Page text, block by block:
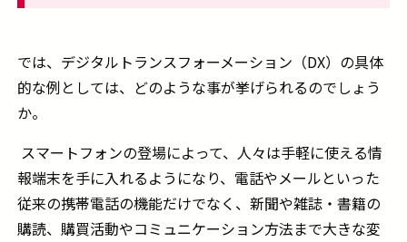
では、デジタルトランスフォーメーション（DX）の具体
的な例としては、どのような事が挙げられるのでしょう
か。
スマートフォンの登場によって、人々は手軽に使える情
報端末を手に入れるようになり、電話やメールといった
従来の携帯電話の機能だけでなく、新聞や雑誌・書籍の
購読、購買活動やコミュニケーション方法まで大きな変